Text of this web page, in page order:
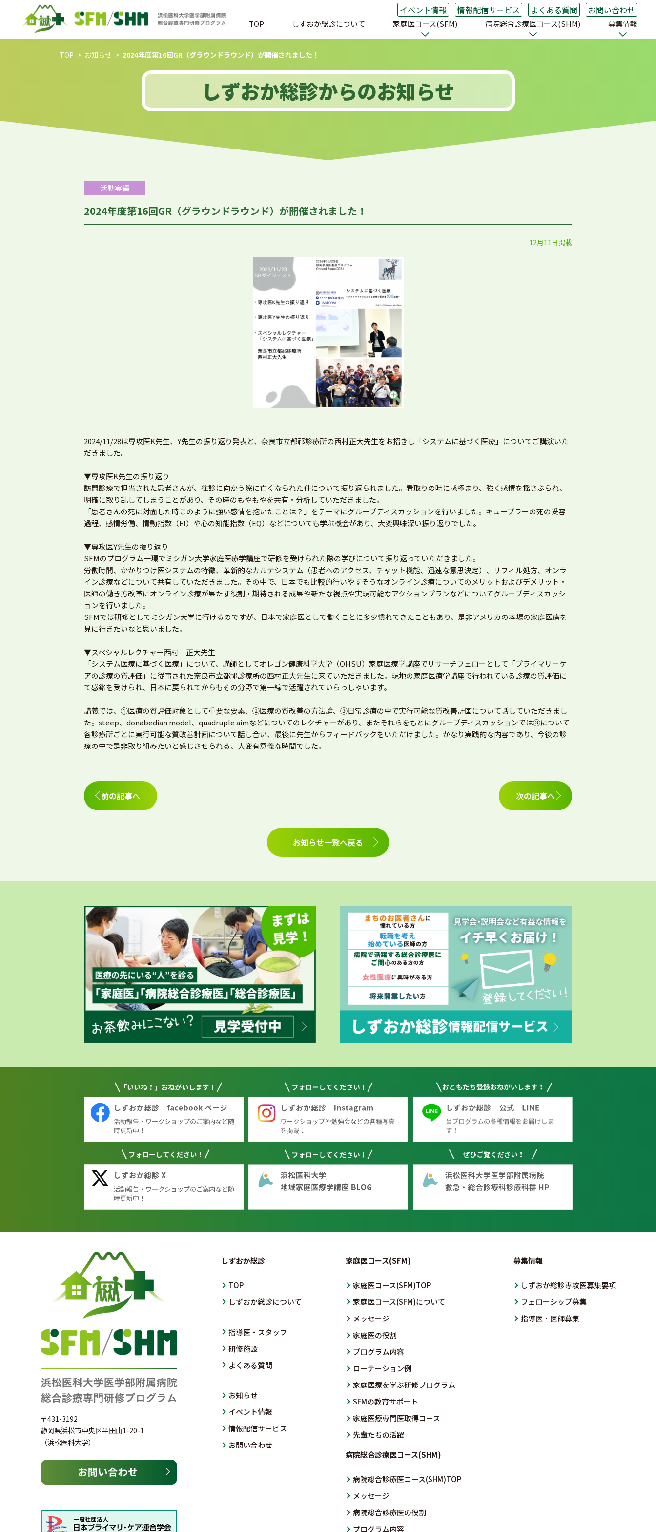
イベント情報 情報配信サービス よくある質問 お問い合わせ
TOP しずおか総診について 家庭医コース(SFM) 病院総合診療医コース(SHM) 募集情報
TOP お知らせ 2024年度第16回GR（グラウンドラウンド）が開催されました！
しずおか総診からのお知らせ
活動実績
2024年度第16回GR（グラウンドラウンド）が開催されました！
12月11日掲載
2024/11/28は専攻医K先生、Y先生の振り返り発表と、奈良市立都祁診療所の西村正大先生をお招きし「システムに基づく医療」についてご講演いた
だきました。
▼専攻医K先生の振り返り
訪問診療で担当された患者さんが、往診に向かう際に亡くなられた件について振り返られました。看取りの時に感極まり、強く感情を揺さぶられ、
明確に取り乱してしまうことがあり、その時のもやもやを共有・分析していただきました。
「患者さんの死に対面した時このように強い感情を抱いたことは？」をテーマにグループディスカッションを行いました。キューブラーの死の受容
過程、感情労働、情動指数（EI）や心の知能指数（EQ）などについても学ぶ機会があり、大変興味深い振り返りでした。
▼専攻医Y先生の振り返り
SFMのプログラム一環でミシガン大学家庭医療学講座で研修を受けられた際の学びについて振り返っていただきました。
労働時間、かかりつけ医システムの特徴、革新的なカルテシステム（患者へのアクセス、チャット機能、迅速な意思決定）、リフィル処方、オンラ
イン診療などについて共有していただきました。その中で、日本でも比較的行いやすそうなオンライン診療についてのメリットおよびデメリット・
医師の働き方改革にオンライン診療が果たす役割・期待される成果や新たな視点や実現可能なアクションプランなどについてグループディスカッシ
ョンを行いました。
SFMでは研修としてミシガン大学に行けるのですが、日本で家庭医として働くことに多少慣れてきたこともあり、是非アメリカの本場の家庭医療を
見に行きたいなと思いました。
▼スペシャルレクチャー西村 正大先生
「システム医療に基づく医療」について、講師としてオレゴン健康科学大学（OHSU）家庭医療学講座でリサーチフェローとして「プライマリーケ
アの診療の質評価」に従事された奈良市立都祁診療所の西村正大先生に来ていただきました。現地の家庭医療学講座で行われている診療の質評価に
て感銘を受けられ、日本に戻られてからもその分野で第一線で活躍されていらっしゃいます。
講義では、①医療の質評価対象として重要な要素、②医療の質改善の方法論、③日常診療の中で実行可能な質改善計画について話していただきまし
た。steep、donabedian model、quadruple aimなどについてのレクチャーがあり、またそれらをもとにグループディスカッションでは③について
各診療所ごとに実行可能な質改善計画について話し合い、最後に先生からフィードバックをいただけました。かなり実践的な内容であり、今後の診
療の中で是非取り組みたいと感じさせられる、大変有意義な時間でした。
前の記事へ 次の記事へ
お知らせ一覧へ戻る
〒431-3192
静岡県浜松市中央区半田山1-20-1
（浜松医科大学）
しずおか総診
TOP
しずおか総診について
指導医・スタッフ
研修施設
よくある質問
お知らせ
イベント情報
情報配信サービス
お問い合わせ
家庭医コース(SFM)
家庭医コース(SFM)TOP
家庭医コース(SFM)について
メッセージ
家庭医の役割
プログラム内容
ローテーション例
家庭医療を学ぶ研修プログラム
SFMの教育サポート
家庭医療専門医取得コース
先輩たちの活躍
病院総合診療医コース(SHM)
病院総合診療医コース(SHM)TOP
メッセージ
病院総合診療医の役割
プログラム内容
募集情報
しずおか総診専攻医募集要項
フェローシップ募集
指導医・医師募集